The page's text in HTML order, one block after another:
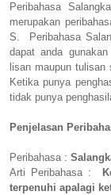
Peribahasa
merupakan
S. Peribahasa
dapat anda
lisan maupun
Ketika punya
tidak punya
Penjelasan
Peribahasa :
Arti Peribahasa :
terpenuhi apalagi